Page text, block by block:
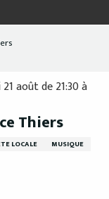
août de 21:30 à
Thiers
LOCALE MUSIQUE